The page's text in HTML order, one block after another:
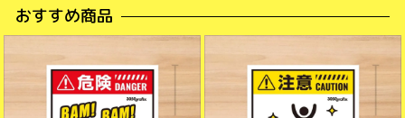
おすすめ商品